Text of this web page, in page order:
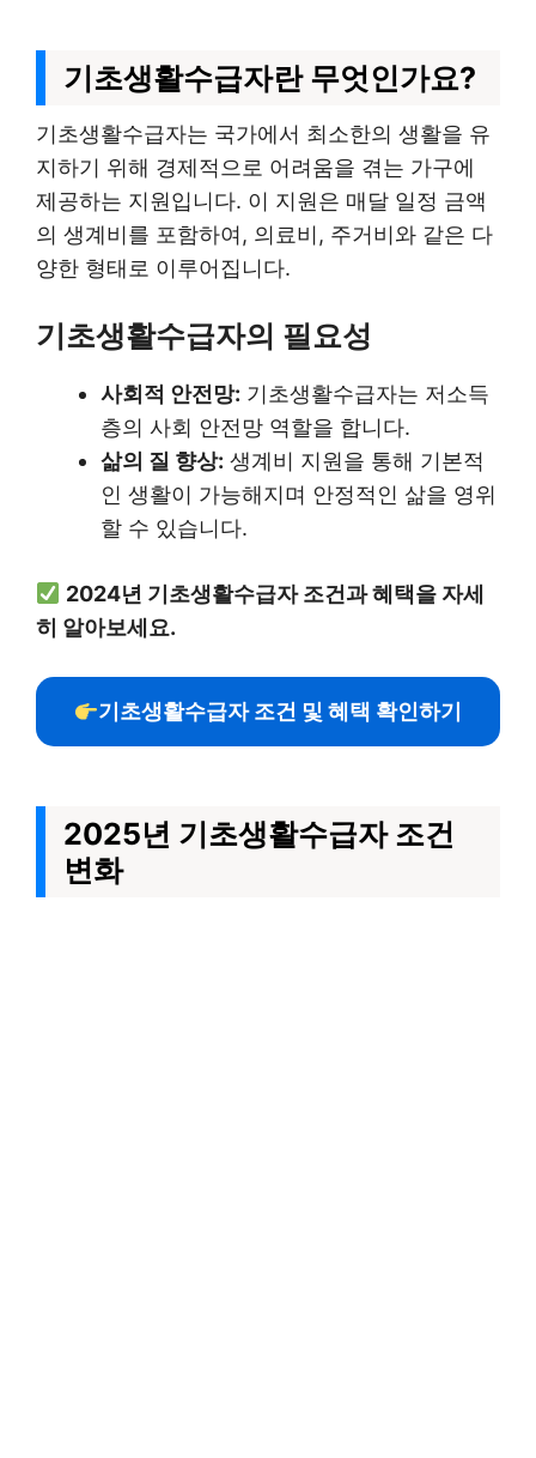
기초생활수급자란 무엇인가요?
기초생활수급자는 국가에서 최소한의 생활을 유
지하기 위해 경제적으로 어려움을 겪는 가구에
제공하는 지원입니다. 이 지원은 매달 일정 금액
의 생계비를 포함하여, 의료비, 주거비와 같은 다
양한 형태로 이루어집니다.
기초생활수급자의 필요성
사회적 안전망: 기초생활수급자는 저소득
층의 사회 안전망 역할을 합니다.
삶의 질 향상: 생계비 지원을 통해 기본적
인 생활이 가능해지며 안정적인 삶을 영위
할 수 있습니다.
2024년 기초생활수급자 조건과 혜택을 자세
히 알아보세요.
기초생활수급자 조건 및 혜택 확인하기
2025년 기초생활수급자 조건
변화